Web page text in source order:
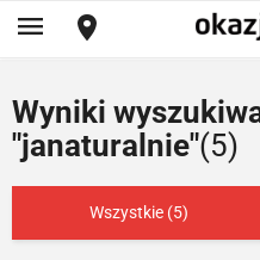
Wyniki
"janaturalnie"(5)
Wszystkie (5)